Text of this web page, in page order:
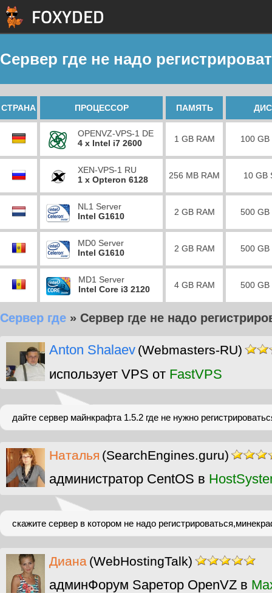
Сервер где не надо
СТРАНА ПРОЦЕССОР ПАМЯТЬ
OPENVZ-VPS-1 DE
4 x Intel i7 2600
1 GB RAM 100 GB
XEN-VPS-1 RU
1 x Opteron 6128
256 MB RAM 10 GB
NL1 Server
Intel G1610
2 GB RAM 500 GB
MD0 Server
Intel G1610
2 GB RAM 500 GB
MD1 Server
Intel Core i3 2120
4 GB RAM 500 GB
Сервер где » Сервер где не надо
Anton Shalaev (Webmasters-RU)
использует VPS от FastVPS
дайте сервер майнкрафта 1.5.2 где не нужно
Наталья (SearchEngines.guru)
администратор CentOS в
скажите сервер в котором не надо
Диана (WebHostingTalk)
админФорум Sapeтор OpenVZ в